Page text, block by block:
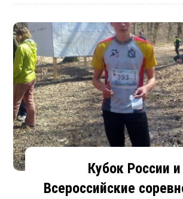
Кубок России и
Всероссийские